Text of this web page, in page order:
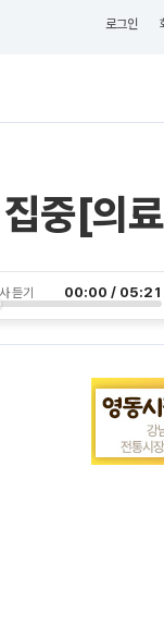
로그인
집중[
듣기 00:00 / 05:21